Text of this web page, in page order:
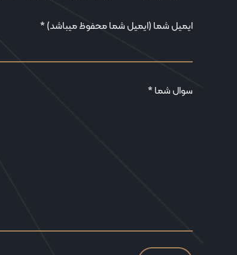
ایمیل شما (ایمیل شما محفوظ میباشد) *
سوال شما *